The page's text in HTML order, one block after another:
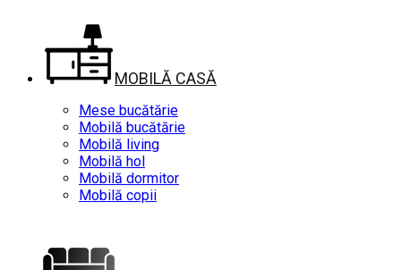
MOBILĂ CASĂ
Mese bucătărie
Mobilă bucătărie
Mobilă living
Mobilă hol
Mobilă dormitor
Mobilă copii